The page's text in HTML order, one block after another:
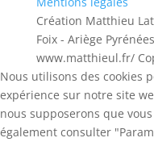
Création Matthieu
Foix - Ariège
www.matthieul.fr/
Nous utilisons des cookies
expérience sur notre site
nous supposerons que
également consulter